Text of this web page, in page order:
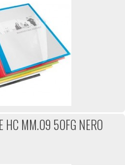
HC MM.09 50FG NERO